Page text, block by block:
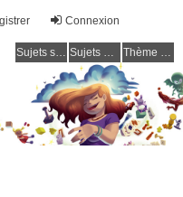
Connexion
Sujets sans réponse Sujets actifs Thème clair / foncé